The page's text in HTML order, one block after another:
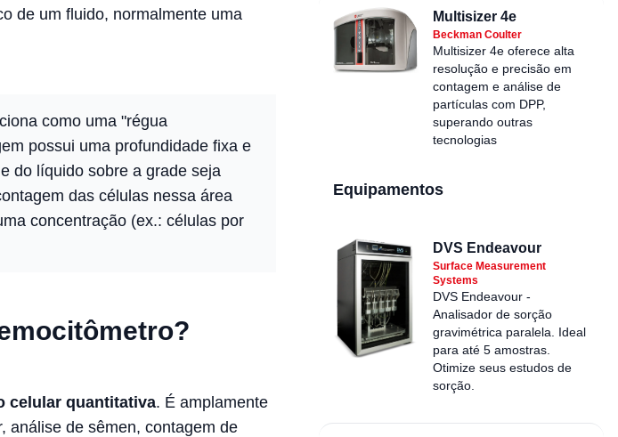
de um fluido, normalmente uma
como uma "régua
possui uma profundidade fixa e
do líquido sobre a grade seja
das células nessa área
concentração (ex.: células por
celular quantitativa. É amplamente
análise de sêmen, contagem de
Multisizer 4e
Beckman Coulter
Multisizer 4e oferece alta
resolução e precisão em
contagem e análise de
partículas com DPP,
superando outras
tecnologias
Equipamentos
DVS Endeavour
Surface Measurement
Systems
DVS Endeavour -
Analisador de sorção
gravimétrica paralela. Ideal
para até 5 amostras.
Otimize seus estudos de
sorção.